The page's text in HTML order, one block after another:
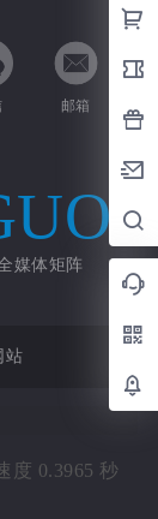
邮箱
媒体矩阵
站
度 0.3965 秒